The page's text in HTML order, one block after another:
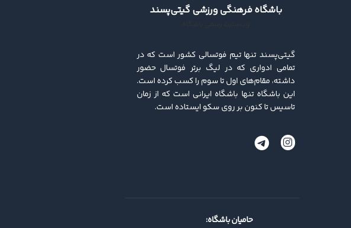
باشگاه فرهنگی ورزشی گیتی‌پسند
گیتی‌پسند تنها تیم فوتسالی کشور است که در
تمامی ادواری که در لیگ برتر فوتسال حضور
داشته، مقام‌های اول تا سوم را کسب کرده ‌است.
این باشگاه تنها باشگاه ایرانی است که از زمان
تاسیس تا کنون بر روی سکو ایستاده است.
کشاورز: قرعه
پیام تقدیر
مسعود یوسف،
حامیان باشگاه: